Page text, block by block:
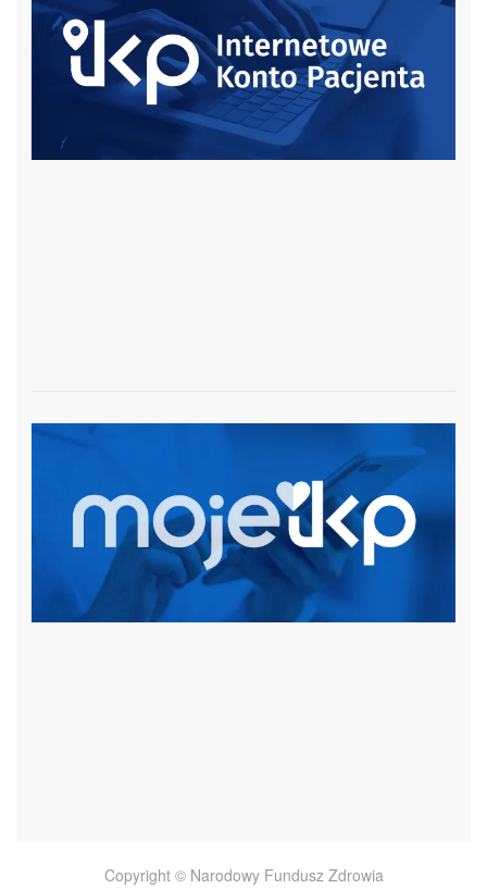
czytaj więcej
czytaj więcej
Copyright © Narodowy Fundusz Zdrowia